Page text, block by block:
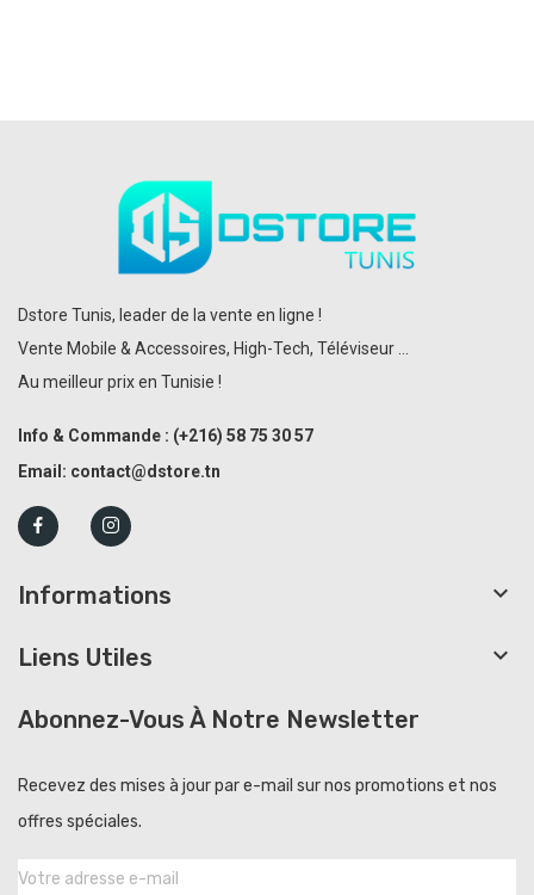
Dstore Tunis, leader de la vente en ligne !
Vente Mobile & Accessoires, High-Tech, Téléviseur ...
Au meilleur prix en Tunisie !
Info & Commande : (+216) 58 75 30 57
Email: contact@dstore.tn
Informations 
Liens Utiles 
Abonnez-Vous À Notre Newsletter
Recevez des mises à jour par e-mail sur nos promotions et nos
offres spéciales.